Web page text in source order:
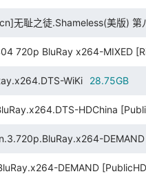
无耻之徒.Shameless(美版) 第
720p BluRay x264-MIXED
WiKi 28.75GB
HDChina
DEMAND